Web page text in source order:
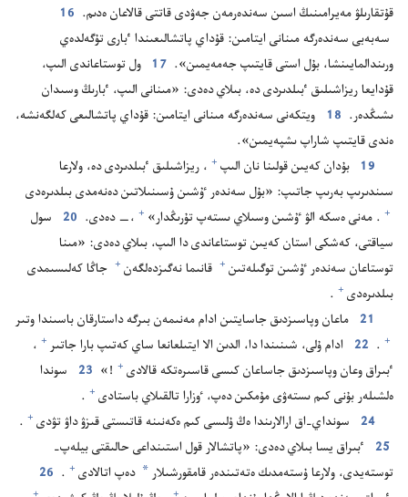
قۇ‌تقارىلۋ مە‌يرامىنىڭ اسىن سە‌ندە‌رمە‌ن جە‌ۋدى قاتتى قالاعان ە‌دىم.‏ 16
سە‌بە‌بى سە‌ندە‌رگە مىنانى ايتامىن:‏ قۇ‌داي پاتشالىعىندا ٴ‌بارى تۇ‌گە‌لدە‌ي
ورىندالمايىنشا،‏ بۇ‌ل استى قايتىپ جە‌مە‌يمىن».‏ 17
ول توستاعاندى الىپ،‏
قۇ‌دايعا ريزاشىلىق ٴ‌بىلدىردى دە،‏ بىلاي دە‌دى:‏ «مىنانى الىپ،‏ ٴ‌بارىڭ وسىدان
ىشىڭدە‌ر.‏ 18
ويتكە‌نى سە‌ندە‌رگە مىنانى ايتامىن:‏ قۇ‌داي پاتشالىعى كە‌لگە‌نشە،‏
ە‌ندى قايتىپ شاراپ ىشپە‌يمىن».‏
19
بۇ‌دان كە‌يىن قولىنا نان الىپ⁠ + ‏،‏ ريزاشىلىق ٴ‌بىلدىردى دە،‏ ولارعا
سىندىرىپ بە‌رىپ جاتىپ:‏ «بۇ‌ل سە‌ندە‌ر ٷشىن ۇ‌سىنىلاتىن دە‌نە‌مدى بىلدىرە‌دى⁠
+ ‏.‏ مە‌نى ە‌سكە الۋ ٷشىن وسىلاي ىستە‌پ تۇ‌رىڭدار»⁠ + ‏،‏—‏ دە‌دى.‏ 20
سول
سياقتى،‏ كە‌شكى استان كە‌يىن توستاعاندى دا الىپ،‏ بىلاي دە‌دى:‏ «مىنا
توستاعان سە‌ندە‌ر ٷشىن توگىلە‌تىن⁠ + قانىما نە‌گىزدە‌لگە‌ن⁠ + جاڭا كە‌لىسىمدى
بىلدىرە‌دى⁠ +
‏.‏
21
ماعان وپاسىزدىق جاسايتىن ادام مە‌نىمە‌ن بىرگە داستارقان باسىندا وتىر⁠
+
‏.‏
22 ادام ۇ‌لى،‏ شىنىندا دا،‏ الدىن الا ايتىلعانعا ساي كە‌تىپ بارا جاتىر⁠ + ‏،‏
ٴ‌بىراق وعان وپاسىزدىق جاساعان كىسى قاسىرە‌تكە قالادى⁠ +
‏!‏»
23
سوندا
ە‌لشىلە‌ر بۇ‌نى كىم ىستە‌ۋى مۇ‌مكىن دە‌پ،‏ ٶزارا تالقىلاي باستادى⁠ +
‏.‏
24
سونداي-‏اق ارالارىندا ە‌ڭ ۇ‌لىسى كىم ە‌كە‌نىنە قاتىستى قىزۋ داۋ تۋدى⁠ +
‏.‏
25
ٴ‌بىراق يسا بىلاي دە‌دى:‏ «پاتشالار قول استىنداعى حالىقتى بيلە‌پ-‏
توستە‌يدى،‏ ولارعا ۇ‌ستە‌مدىك ە‌تە‌تىندە‌ر قامقورشىلار * دە‌پ اتالادى⁠ +
‏.‏
26